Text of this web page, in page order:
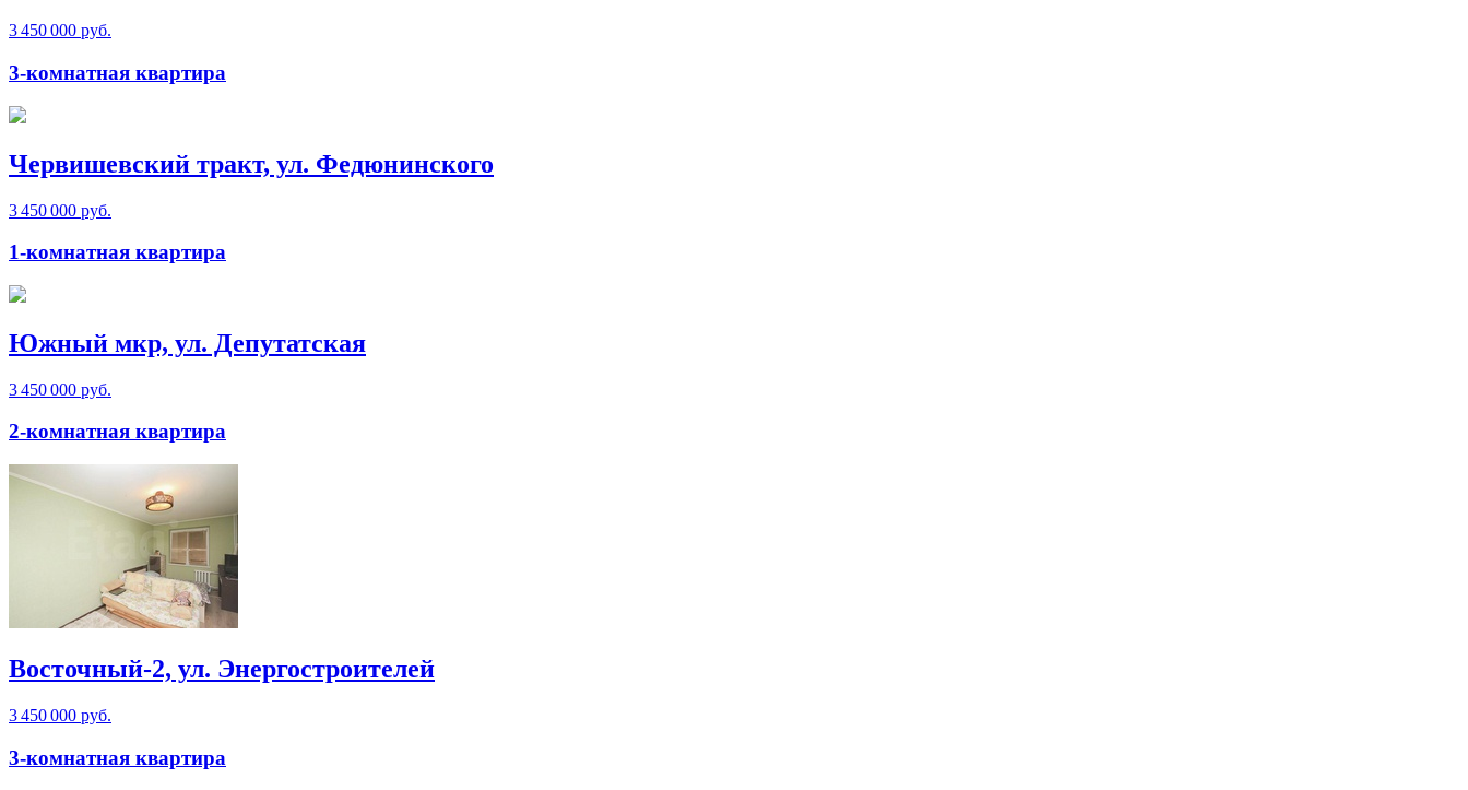
3 450 000 руб.
3-комнатная квартира
Червишевский тракт, ул. Федюнинского
3 450 000 руб.
1-комнатная квартира
Южный мкр, ул. Депутатская
3 450 000 руб.
2-комнатная квартира
Восточный-2, ул. Энергостроителей
3 450 000 руб.
3-комнатная квартира